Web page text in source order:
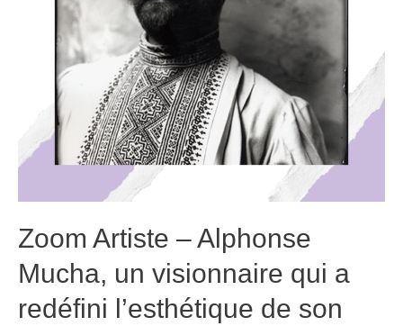
Zoom Artiste – Alphonse
Mucha, un visionnaire qui a
redéfini l’esthétique de son